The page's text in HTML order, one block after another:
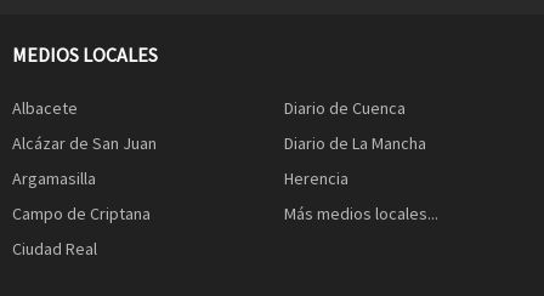
MEDIOS LOCALES
Albacete
Alcázar de San Juan
Argamasilla
Campo de Criptana
Ciudad Real
Diario de Cuenca
Diario de La Mancha
Herencia
Más medios locales...